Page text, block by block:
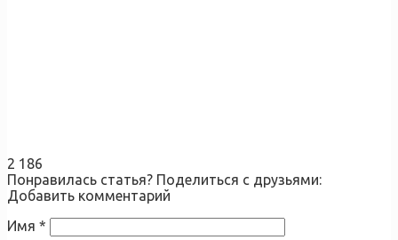
2 186
Понравилась статья? Поделиться с друзьями:
Добавить комментарий
Имя *